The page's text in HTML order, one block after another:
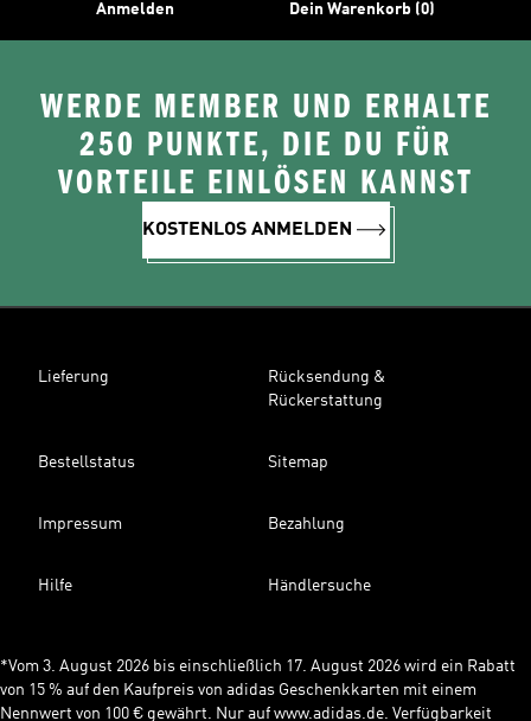
Anmelden Dein Warenkorb (0)
WERDE MEMBER UND ERHALTE
250 PUNKTE, DIE DU FÜR
VORTEILE EINLÖSEN KANNST
KOSTENLOS ANMELDEN
Lieferung
Rücksendung &
Rückerstattung
Bestellstatus Sitemap
Impressum Bezahlung
Hilfe Händlersuche
*Vom 3. August 2026 bis einschließlich 17. August 2026 wird ein Rabatt
von 15 % auf den Kaufpreis von adidas Geschenkkarten mit einem
Nennwert von 100 € gewährt. Nur auf www.adidas.de. Verfügbarkeit